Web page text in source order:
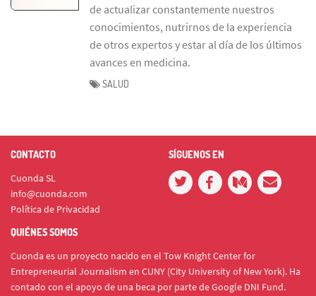
de actualizar constantemente nuestros
conocimientos, nutrirnos de la experiencia
de otros expertos y estar al día de los últimos
avances en medicina.
SALUD
CONTACTO
Cuonda SL
info@cuonda.com
Política de Privacidad
SÍGUENOS EN
QUIÉNES SOMOS
Cuonda es un proyecto nacido en el Tow Knight Center for
Entrepreneurial Journalism en CUNY (City University of New York). Ha
contado con el apoyo de una beca por parte de Google DNI Fund.